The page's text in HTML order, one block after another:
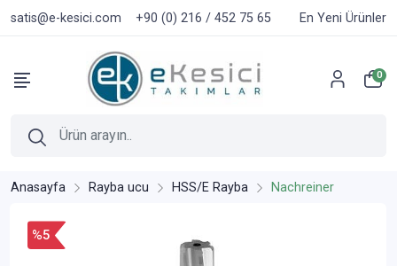
satis@e-kesici.com +90 (0) 216 / 452 75 65 En Yeni Ürünler
0
Anasayfa Rayba ucu HSS/E Rayba Nachreiner
%5